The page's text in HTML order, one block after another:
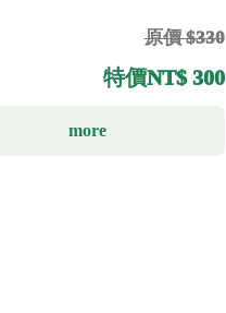
原價 $330
特價NT$ 300
more